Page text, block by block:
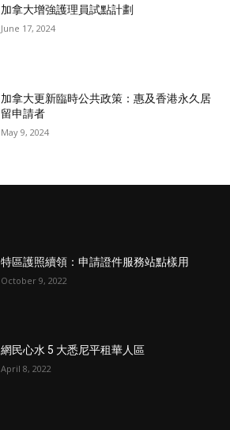
加拿大增強護理員試點計劃
June 17, 2024
加拿大更新臨時公共政策：惠及香港永久居
留申請者
May 9, 2024
特區護照續領：申請證件服務站點樣用
October 9, 2022
網民心水 5 大悉尼平租華人區
April 8, 2022